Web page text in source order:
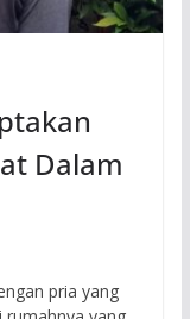
Dalam
pria yang